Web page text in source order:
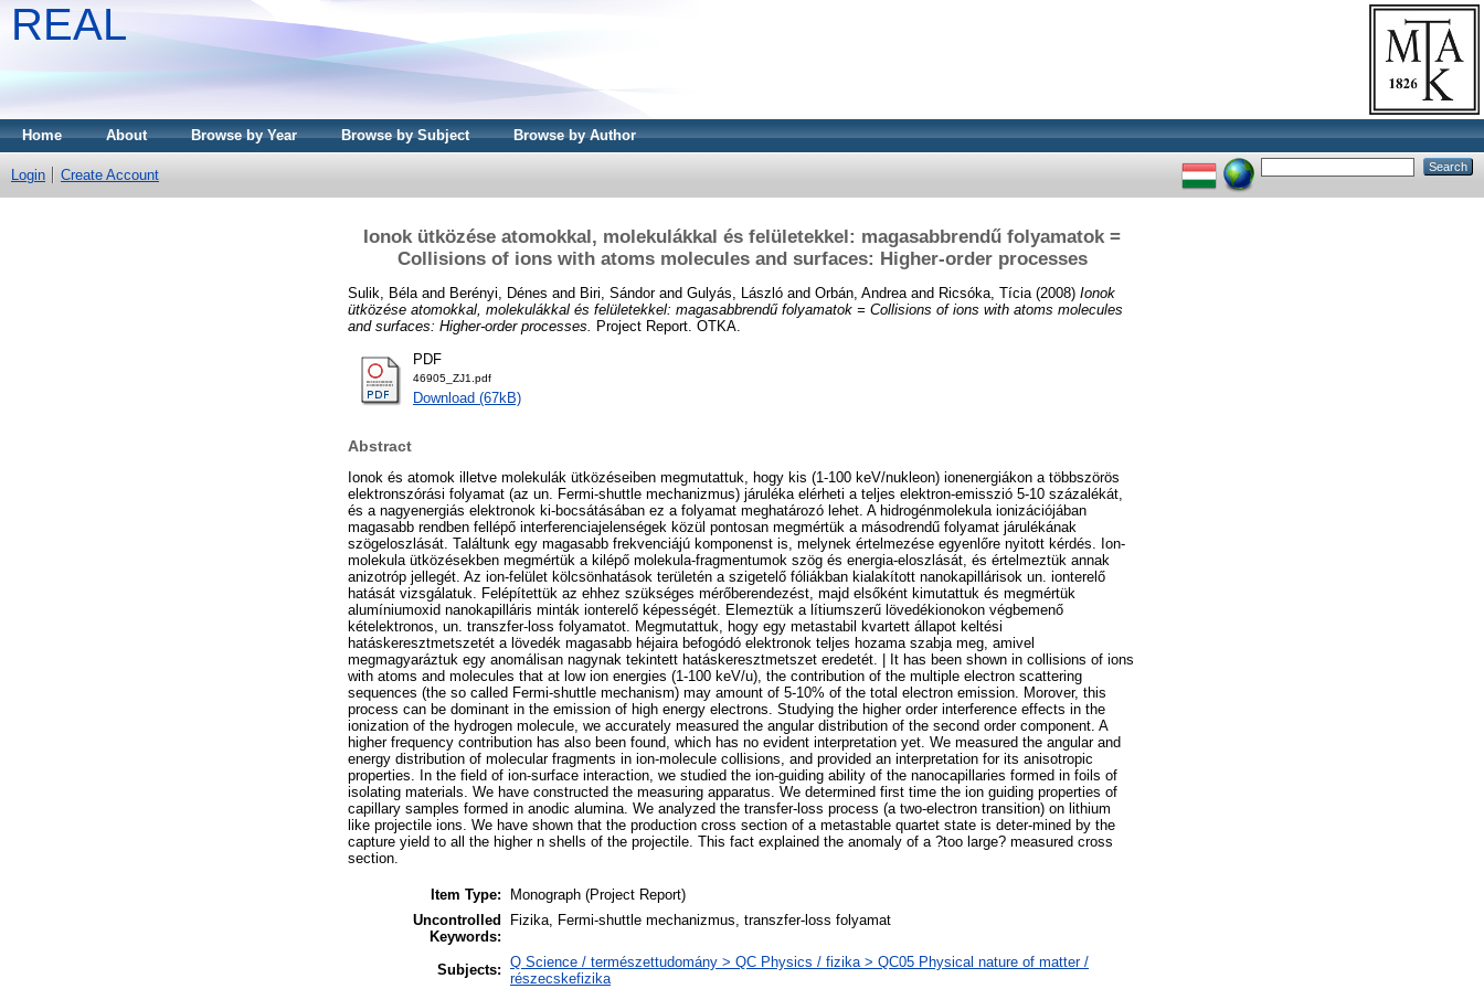
REAL
Home About Browse by Year Browse by Subject Browse by Author
Login Create Account
Ionok ütközése atomokkal, molekulákkal és felületekkel: magasabbrendű folyamatok =
Collisions of ions with atoms molecules and surfaces: Higher-order processes
Sulik, Béla and Berényi, Dénes and Biri, Sándorand Gulyás, László and Orbán, Andrea and Ricsóka, Tícia (2008) Ionok
ütközése atomokkal, molekulákkal és felületekkel: magasabbrendű folyamatok = Collisions of ions with atoms molecules
and surfaces: Higher-order processes.
Project Report. OTKA.
PDF
46905_ZJ1.pdf
Download (67kB)
Abstract
Ionok és atomok illetve molekulák ütközéseiben megmutattuk, hogy kis (1-100 keV/nukleon) ionenergiákon a többszörös
elektronszórási folyamat (az un. Fermi-shuttle mechanizmus) járuléka elérheti a teljes elektron-emisszió 5-10 százalékát,
és a nagyenergiás elektronok ki-bocsátásában ez a folyamat meghatározó lehet. A hidrogénmolekula ionizációjában
magasabb rendben fellépő interferenciajelenségek közül pontosan megmértük a másodrendű folyamat járulékának
szögeloszlását. Találtunk egy magasabb frekvenciájú komponenst is, melynek értelmezése egyenlőre nyitott kérdés. Ion-
molekula ütközésekben megmértük a kilépő molekula-fragmentumok szög és energia-eloszlását, és értelmeztük annak
anizotróp jellegét. Az ion-felület kölcsönhatások területén a szigetelő fóliákban kialakított nanokapillárisok un. ionterelő
hatását vizsgálatuk. Felépítettük az ehhez szükséges mérőberendezést, majd elsőként kimutattuk és megmértük
alumíniumoxid nanokapilláris minták ionterelő képességét. Elemeztük a lítiumszerű lövedékionokon végbemenő
kételektronos, un. transzfer-loss folyamatot. Megmutattuk, hogy egy metastabil kvartett állapot keltési
hatáskeresztmetszetét a lövedék magasabb héjaira befogódó elektronok teljes hozama szabja meg, amivel
megmagyaráztuk egy anomálisan nagynak tekintett hatáskeresztmetszet eredetét. | It has been shown in collisions of ions
with atoms and molecules that at low ion energies (1-100 keV/u), the contribution of the multiple electron scattering
sequences (the so called Fermi-shuttle mechanism) may amount of 5-10% of the total electron emission. Morover, this
process can be dominant in the emission of high energy electrons. Studying the higher order interference effects in the
ionization of the hydrogen molecule, we accurately measured the angular distribution of the second order component. A
higher frequency contribution has also been found, which has no evident interpretation yet. We measured the angular and
energy distribution of molecular fragments in ion-molecule collisions, and provided an interpretation for its anisotropic
properties. In the field of ion-surface interaction, we studied the ion-guiding ability of the nanocapillaries formed in foils of
isolating materials. We have constructed the measuring apparatus. We determined first time the ion guiding properties of
capillary samples formed in anodic alumina. We analyzed the transfer-loss process (a two-electron transition) on lithium
like projectile ions. We have shown that the production cross section of a metastable quartet state is deter-mined by the
capture yield to all the higher n shells of the projectile. This fact explained the anomaly of a ?too large? measured cross
section.
Item Type:
Monograph (Project Report)
Uncontrolled
Keywords:
Fizika, Fermi-shuttle mechanizmus, transzfer-loss folyamat
Subjects: Q Science / természettudomány > QC Physics / fizika > QC05 Physical nature of matter /
részecskefizika